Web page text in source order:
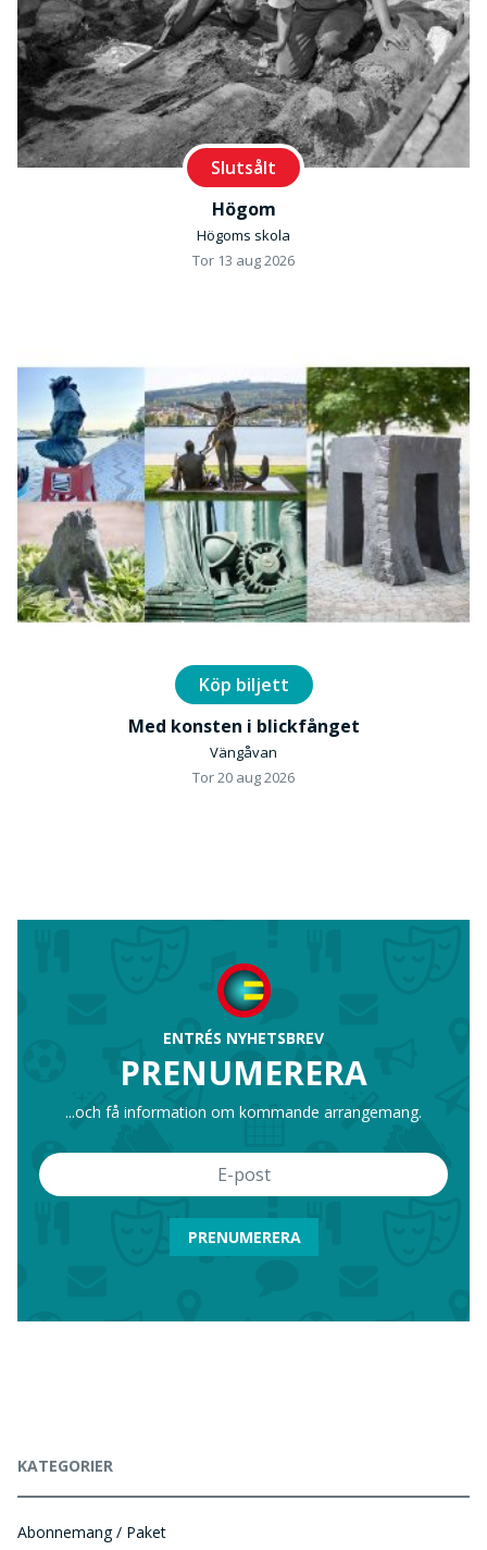
Slutsålt
Högom
Högoms skola
Tor 13 aug 2026
Köp biljett
Med konsten i blickfånget
Vängåvan
Tor 20 aug 2026
ENTRÉS NYHETSBREV
PRENUMERERA
...och få information om kommande arrangemang.
PRENUMERERA
KATEGORIER
Abonnemang / Paket